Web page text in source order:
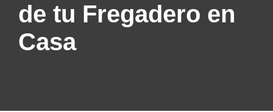
de tu Fregadero en
Casa